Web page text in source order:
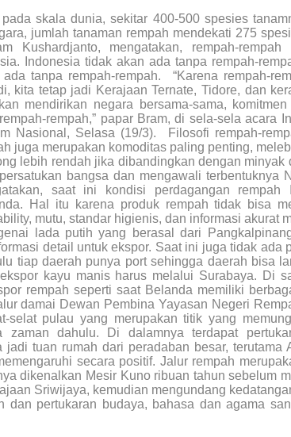
skala dunia, sekitar 400-500 spesies
jumlah tanaman rempah mendekati 275
Kushardjanto, mengatakan, rempah-
Indonesia tidak akan ada tanpa rempah-
tanpa rempah-rempah. “Karena rempah-
kita tetap jadi Kerajaan Ternate, Tidore, dan
mendirikan negara bersama-sama,
rempah,” papar Bram, di sela-sela acara
Nasional, Selasa (19/3). Filosofi rempah-
juga merupakan komoditas paling penting,
lebih rendah jika dibandingkan dengan minyak
bangsa dan mengawali terbentuknya
saat ini kondisi perdagangan rempah
Hal itu karena produk rempah tidak bisa
mutu, standar higienis, dan informasi akurat
lada putih yang berasal dari
detail untuk ekspor. Saat ini juga tidak ada
tiap daerah punya port sehingga daerah bisa
kayu manis harus melalui Surabaya. Di
rempah seperti saat Belanda memiliki
damai Dewan Pembina Yayasan Negeri
selat pulau yang merupakan titik yang
zaman dahulu. Di dalamnya terdapat
tuan rumah dari peradab­an besar, terutama
secara positif. Jalur rempah
dikenalkan Mesir Kuno ribuan tahun sebelum
Sriwijaya, kemudian mengundang
dan pertukaran budaya, bahasa dan agama